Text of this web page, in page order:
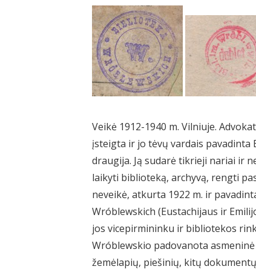
Veikė 1912-1940 m. Vilniuje.
įsteigta ir jo tėvų vardais pavadinta
draugija. Ją sudarė tikrieji nariai ir
laikyti biblioteką, archyvą, rengti
neveikė, atkurta 1922 m. ir
Wróblewskich (Eustachijaus ir
jos vicepirmininku ir bibliotekos
Wróblewskio padovanota
žemėlapių, piešinių, kitų